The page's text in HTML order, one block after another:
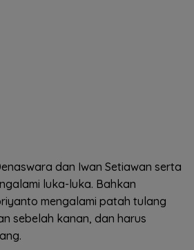
dan Iwan Setiawan serta
luka-luka. Bahkan
mengalami patah tulang
sebelah kanan, dan harus